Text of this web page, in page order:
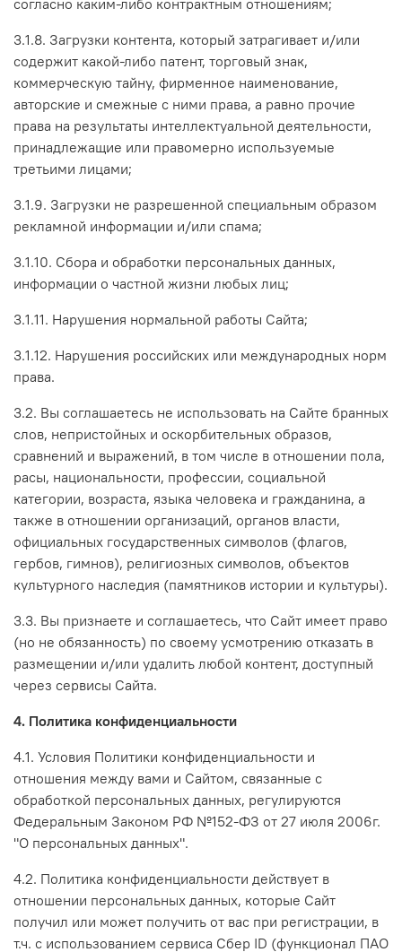
3.1.8. Загрузки контента, который затрагивает и/или
содержит какой-либо патент, торговый знак,
коммерческую тайну, фирменное наименование,
авторские и смежные с ними права, а равно прочие
права на результаты интеллектуальной деятельности,
принадлежащие или правомерно используемые
третьими лицами;
3.1.9. Загрузки не разрешенной специальным образом
рекламной информации и/или спама;
3.1.10. Сбора и обработки персональных данных,
информации о частной жизни любых лиц;
3.1.11. Нарушения нормальной работы Сайта;
3.1.12. Нарушения российских или международных норм
права.
3.2. Вы соглашаетесь не использовать на Сайте бранных
слов, непристойных и оскорбительных образов,
сравнений и выражений, в том числе в отношении пола,
расы, национальности, профессии, социальной
категории, возраста, языка человека и гражданина, а
также в отношении организаций, органов власти,
официальных государственных символов (флагов,
гербов, гимнов), религиозных символов, объектов
культурного наследия (памятников истории и культуры).
3.3. Вы признаете и соглашаетесь, что Сайт имеет право
(но не обязанность) по своему усмотрению отказать в
размещении и/или удалить любой контент, доступный
через сервисы Сайта.
4. Политика конфиденциальности
4.1. Условия Политики конфиденциальности и
отношения между вами и Сайтом, связанные с
обработкой персональных данных, регулируются
Федеральным Законом РФ №152-ФЗ от 27 июля 2006г.
"О персональных данных".
4.2. Политика конфиденциальности действует в
отношении персональных данных, которые Сайт
получил или может получить от вас при регистрации, в
т.ч. с использованием сервиса Сбер ID (функционал ПАО